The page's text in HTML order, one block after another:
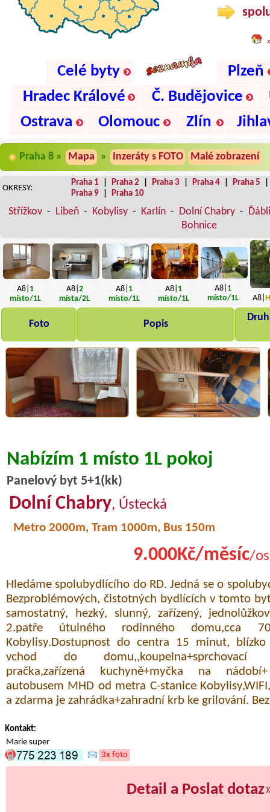
Celé byty
Plzeň
Hradec Králové
Č. Budějovice
Ostrava
Olomouc Zlín
Praha 8 » Mapa » Inzeráty s FOTO Malé zobrazení
OKRESY:
Praha 1 Praha 2 Praha 3 Praha 4 Praha 5
Praha 9
Praha 10
Střížkov - Libeň - Kobylisy - Karlín - Dolní Chabry -
Bohnice
A8| 1
místo/1L
A8| 2
místa/2L
A8| 1
místo/1L
A8| 1
místo/1L
A8| 1
místo/1L A8|
Foto Popis
Nabízím 1 místo 1L pokoj
Panelový byt 5+1(kk)
Dolní Chabry, Ústecká
Metro 2000m, Tram 1000m, Bus 150m
9.000Kč/měsíc/
Hledáme spolubydlícího do RD. Jedná se o
Bezproblémových, čistotných bydlících v tomto
samostatný, hezký, slunný, zařízený,
2.patře útulného rodinného domu,cca
Kobylisy.Dostupnost do centra 15 minut, blízko
vchod do domu,,koupelna+sprchovací
pračka,zařízená kuchyně+myčka na
autobusem MHD od metra C-stanice
a zdarma je zahrádka+zahradní krb ke grilování.
Kontakt:
Marie super
3x foto
Detail a Poslat dotaz